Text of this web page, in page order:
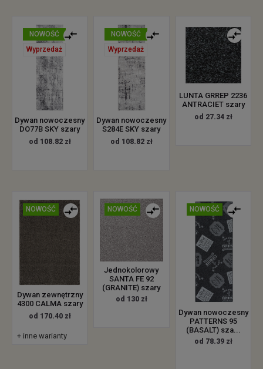
NOWOŚĆ
Wyprzedaż
Dywan nowoczesny
DO77B SKY szary
od 108.82 zł
NOWOŚĆ
Wyprzedaż
Dywan nowoczesny
S284E SKY szary
od 108.82 zł
LUNTA GRREP 2236
ANTRACIET szary
od 27.34 zł
NOWOŚĆ
Dywan zewnętrzny
4300 CALMA szary
od 170.40 zł
+ inne warianty
NOWOŚĆ
Jednokolorowy
SANTA FE 92
(GRANITE) szary
od 130 zł
NOWOŚĆ
Dywan nowoczesny
PATTERNS 95
(BASALT) sza...
od 78.39 zł